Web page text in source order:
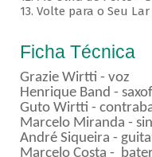
13. Volte para o Seu
Ficha Técnica
Grazie Wirtti - voz
Henrique Band -
Guto Wirtti -
Marcelo Miranda -
André Siqueira -
Marcelo Costa -